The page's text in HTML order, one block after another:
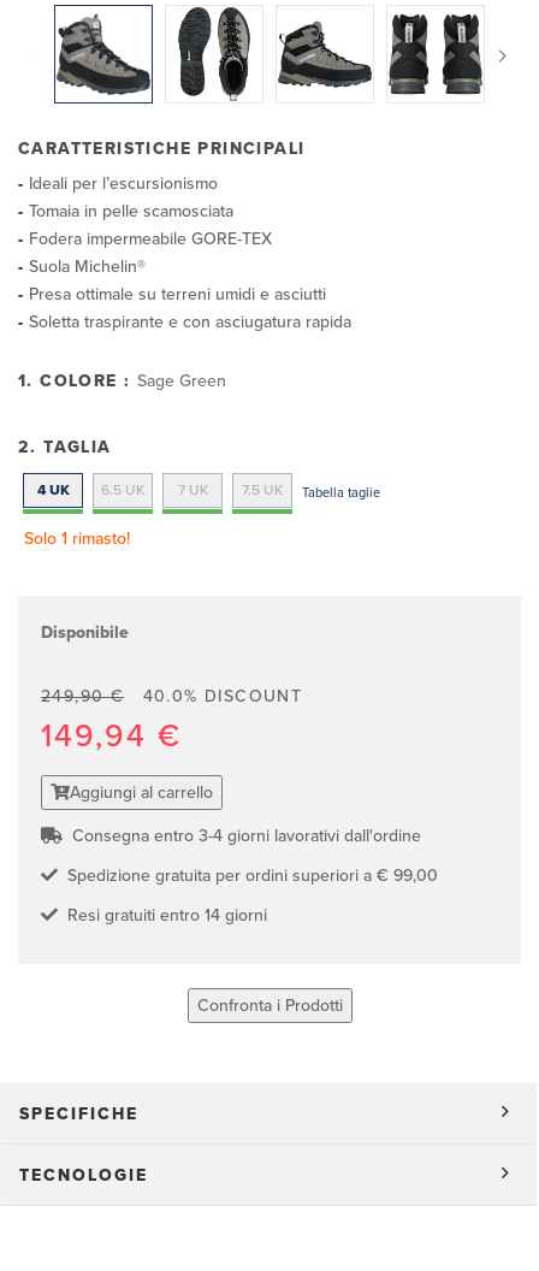
CARATTERISTICHE PRINCIPALI
Ideali per l’escursionismo
Tomaia in pelle scamosciata
Fodera impermeabile GORE-TEX
Suola Michelin®
Presa ottimale su terreni umidi e asciutti
Soletta traspirante e con asciugatura rapida
1. COLORE : Sage Green
2. TAGLIA
4 UK 6.5 UK 7 UK 7.5 UK Tabella taglie
Solo 1 rimasto!
Disponibile
249,90 € 40.0% DISCOUNT
149,94 €
Aggiungi al carrello
Consegna entro 3-4 giorni lavorativi dall'ordine
Spedizione gratuita per ordini superiori a € 99,00
Resi gratuiti entro 14 giorni
Confronta i Prodotti
SPECIFICHE
TECNOLOGIE